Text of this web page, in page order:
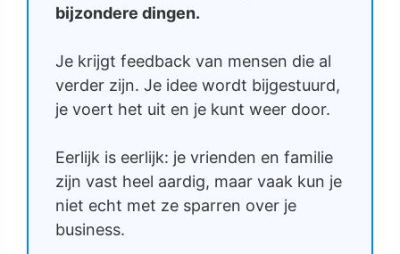
bijzondere dingen.
Je krijgt feedback van mensen die al
verder zijn. Je idee wordt bijgestuurd,
je voert het uit en je kunt weer door.
Eerlijk is eerlijk: je vrienden en familie
zijn vast heel aardig, maar vaak kun je
niet echt met ze sparren over je
business.